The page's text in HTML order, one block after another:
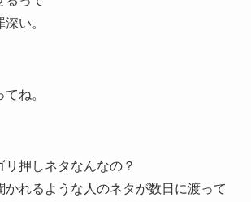
い。
ね。
リ押しネタなんなの？
かれるような人のネタが数日に渡って